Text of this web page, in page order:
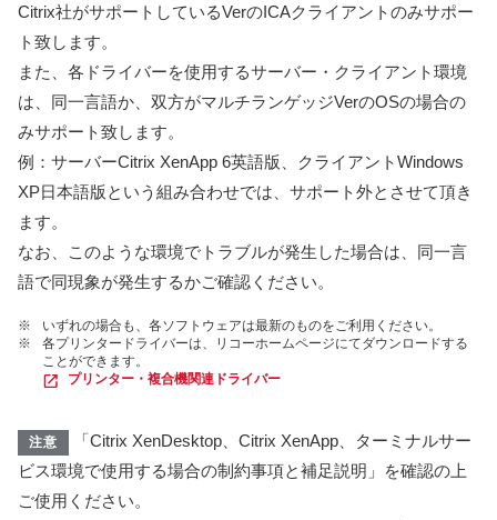
Citrix社がサポートしているVerのICAクライアントのみサポー
ト致します。
また、各ドライバーを使用するサーバー・クライアント環境
は、同一言語か、双方がマルチランゲッジVerのOSの場合の
みサポート致します。
例：サーバーCitrix XenApp 6英語版、クライアントWindows
XP日本語版という組み合わせでは、サポート外とさせて頂き
ます。
なお、このような環境でトラブルが発生した場合は、同一言
語で同現象が発生するかご確認ください。
※
いずれの場合も、各ソフトウェアは最新のものをご利用ください。
※
各プリンタードライバーは、リコーホームページにてダウンロードする
ことができます。
プリンター・複合機関連ドライバー
注意
「Citrix XenDesktop、Citrix XenApp、ターミナルサー
ビス環境で使用する場合の制約事項と補足説明」を確認の上
ご使用ください。